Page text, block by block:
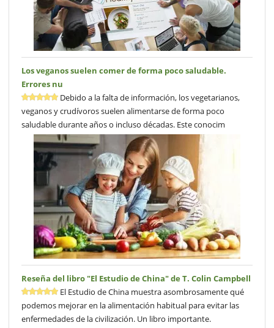
Los veganos suelen comer de forma poco saludable.
Errores nu
Debido a la falta de información, los vegetarianos,
veganos y crudívoros suelen alimentarse de forma poco
saludable durante años o incluso décadas. Este conocim
Reseña del libro "El Estudio de China" de T. Colin Campbell
El Estudio de China muestra asombrosamente qué
podemos mejorar en la alimentación habitual para evitar las
enfermedades de la civilización. Un libro importante.